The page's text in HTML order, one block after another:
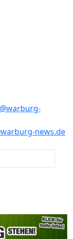
news.de